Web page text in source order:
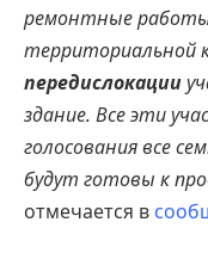
ремонтные
территориальной
передислокации
здание. Все эти
голосования все
будут готовы к
отмечается в